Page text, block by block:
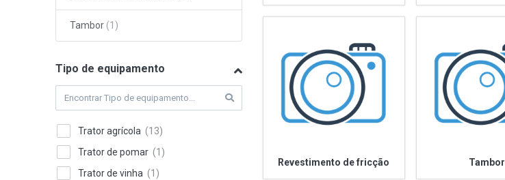
Tambor
Tipo de equipamento
Trator agrícola
Trator de pomar
Trator de vinha
Revestimento de fricção Tambor